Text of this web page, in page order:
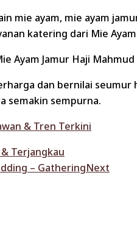
mie ayam, mie ayam
katering dari Mie
Ayam Jamur Haji
dan bernilai seumur
semakin sempurna.
& Tren Terkini
Terjangkau
– GatheringNext